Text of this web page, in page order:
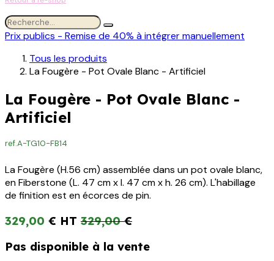
Prix publics - Remise de 40% à intégrer manuellement
Tous les produits
La Fougère - Pot Ovale Blanc - Artificiel
La Fougère - Pot Ovale Blanc -
Artificiel
ref.A-TG10-FB14
La Fougère (H.56 cm) assemblée dans un pot ovale blanc,
en Fiberstone (L. 47 cm x l. 47 cm x h. 26 cm). L'habillage
de finition est en écorces de pin.
329,00 € 329,00€
Pas disponible à la vente